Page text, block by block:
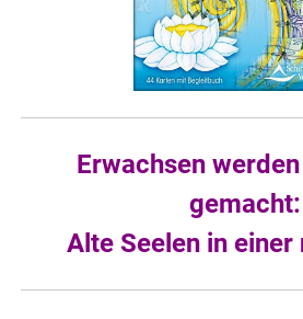
Erwachsen
gemacht:
Alte Seelen in einer